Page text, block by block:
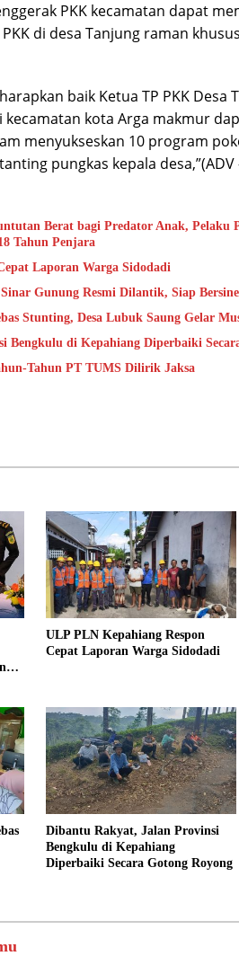
PKK kecamatan dapat
di desa Tanjung raman
baik Ketua TP PKK
kecamatan kota Arga makmur
menyukseskan 10 program
pungkas kepala desa,”(ADV
Berat bagi Predator Anak,
Tahun Penjara
Laporan Warga Sidodadi
Gunung Resmi Dilantik, Siap
Stunting, Desa Lubuk Saung Gelar
Bengkulu di Kepahiang Diperbaiki
Tahun PT TUMS Dilirik Jaksa
ULP PLN Kepahiang Respon
Cepat Laporan Warga Sidodadi
Dibantu Rakyat, Jalan Provinsi
Bengkulu di Kepahiang
Diperbaiki Secara Gotong Royong